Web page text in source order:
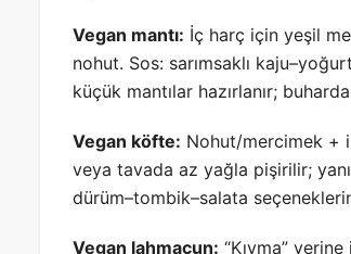
Vegan mantı: İç harç için yeşil
nohut. Sos: sarımsaklı
küçük mantılar hazırlanır;
Vegan köfte: Nohut/mercimek +
veya tavada az yağla pişirilir;
dürüm–tombik–salata
Vegan lahmacun: “Kıyma”